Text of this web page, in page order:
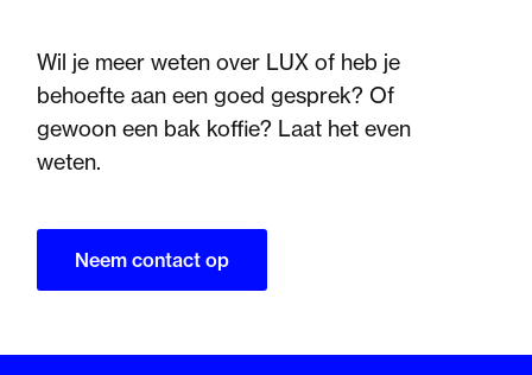
Wil je meer weten over LUX of heb je
behoefte aan een goed gesprek? Of
gewoon een bak koffie? Laat het even
weten.
Neem contact op